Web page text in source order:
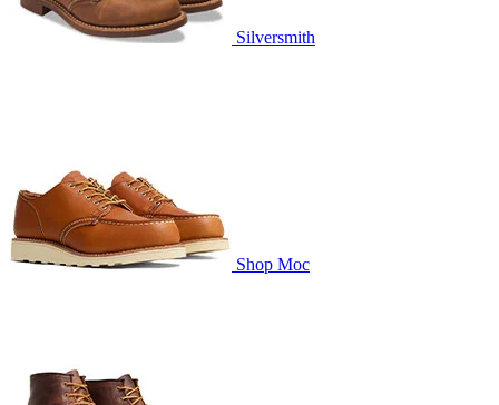
Silversmith
Shop Moc